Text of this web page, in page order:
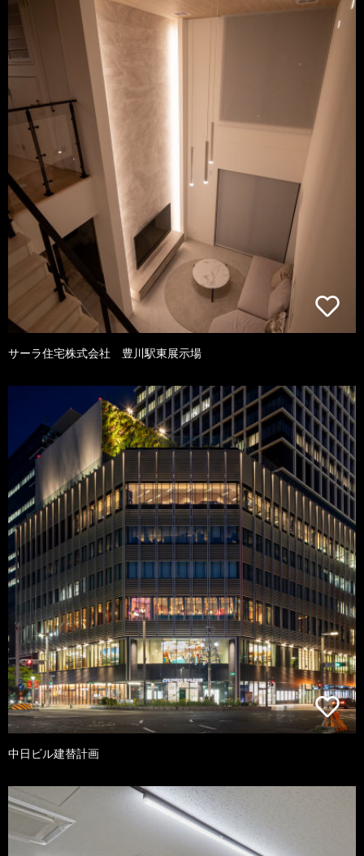
サーラ住宅株式会社 豊川駅東展示場
中日ビル建替計画